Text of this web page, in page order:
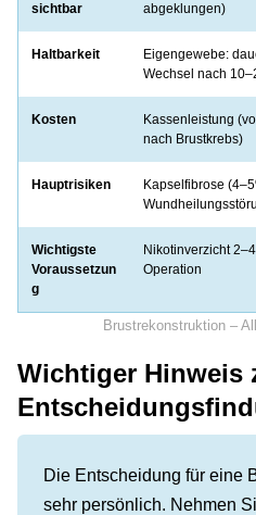
Brustrekonstruktion –
sichtbar
abgeklungen)
Haltbarkeit
Eigengewebe:
Wechsel nach
Kosten
Kassenleistung
nach Brustkrebs)
Hauptrisiken
Kapselfibrose
Wichtigste
Voraussetzun
g
Nikotinverzicht
Operation
Wichtiger Hinweis
Die Entscheidung für eine
sehr persönlich. Nehmen